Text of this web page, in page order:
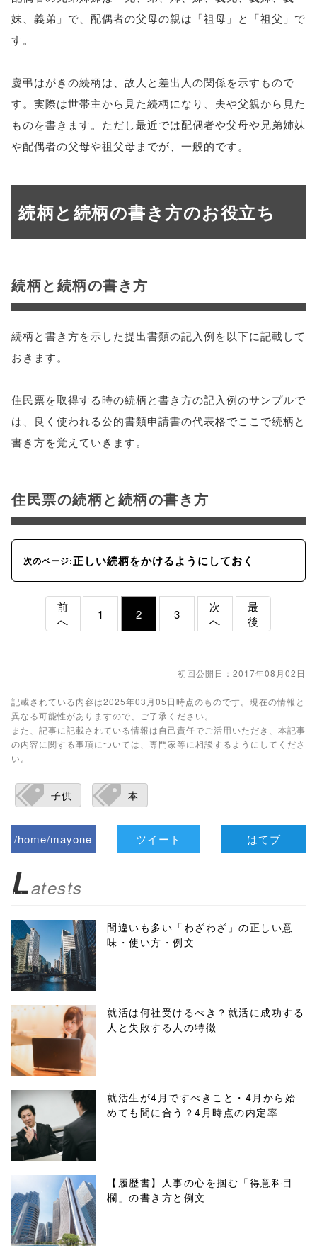
妹、義弟」で、配偶者の父母の親は「祖母」と「祖父」で
す。
慶弔はがきの続柄は、故人と差出人の関係を示すもので
す。実際は世帯主から見た続柄になり、夫や父親から見た
ものを書きます。ただし最近では配偶者や父母や兄弟姉妹
や配偶者の父母や祖父母までが、一般的です。
続柄と続柄の書き方のお役立ち
続柄と続柄の書き方
続柄と書き方を示した提出書類の記入例を以下に記載して
おきます。
住民票を取得する時の続柄と書き方の記入例のサンプルで
は、良く使われる公的書類申請書の代表格でここで続柄と
書き方を覚えていきます。
住民票の続柄と続柄の書き方
次のページ:正しい続柄をかけるようにしておく
前
へ
1 2 3
次
へ
最
後
初回公開日：2017年08月02日
記載されている内容は2025年03月05日時点のものです。現在の情報と
異なる可能性がありますので、ご了承ください。
また、記事に記載されている情報は自己責任でご活用いただき、本記事
の内容に関する事項については、専門家等に相談するようにしてくださ
い。
子供 本
/home/mayone
biz.jp/public_ht
ml/wp-
content/themes
/tapbiz_theme/
parts/sns-
buttons.php on
line10
/1003163"
onclick="windo
w.open(this.hre
f, 'Gwindow',
'width=550,
height=450,
ツイート はてブ
Latests
間違いも多い「わざわざ」の正しい意
味・使い方・例文
就活は何社受けるべき？就活に成功する
人と失敗する人の特徴
就活生が4月ですべきこと・4月から始
めても間に合う？4月時点の内定率
【履歴書】人事の心を掴む「得意科目
欄」の書き方と例文